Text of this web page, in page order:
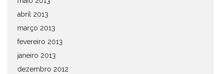
abril 2013
março 2013
fevereiro 2013
janeiro 2013
dezembro 2012